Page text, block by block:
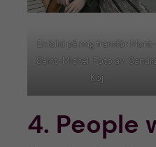
En bild på mig framför Mont-
Saint-Michel. Foto av:
Koj
4. People